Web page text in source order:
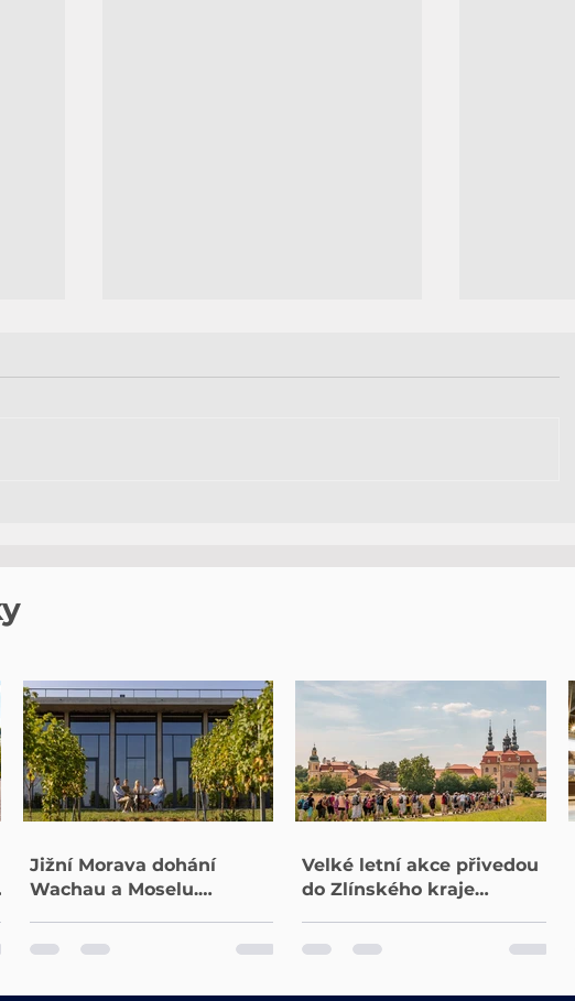
Jižní Morava dohání
Wachau a Moselu.
Velké letní akce přivedou
do Zlínského kraje